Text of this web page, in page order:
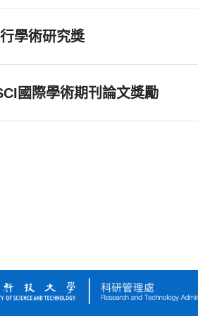
學術研究獎
國際學術期刊論文獎勵